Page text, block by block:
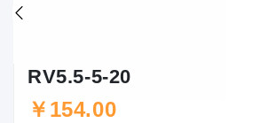
RV5.5-5-20
￥ 154.00